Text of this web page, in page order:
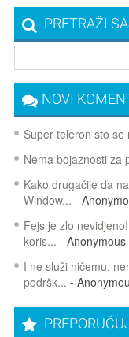
PRETRAŽI
NOVI
Super teleron sto se
Nema bojaznosti za
Kako drugačije da
Window... -
Fejs je zlo
koris... - Anonymous
I ne služi ničemu,
podršk... -